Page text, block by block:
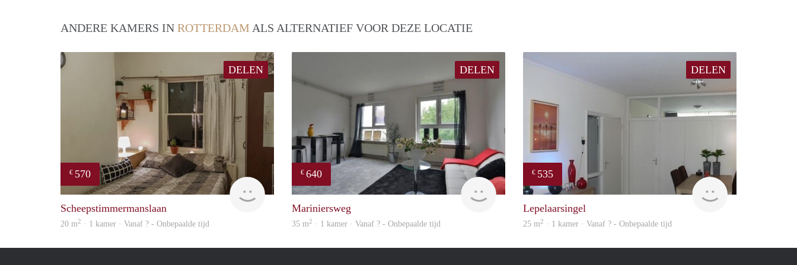
ANDERE KAMERS IN ROTTERDAM ALS ALTERNATIEF VOOR DEZE LOCATIE
DELEN
€ 570
Woning
Scheepstimmermanslaan
20 m2 · 1 kamer · Vanaf ? - Onbepaalde tijd
DELEN
€ 640
Woning
Mariniersweg
35 m2 · 1 kamer · Vanaf ? - Onbepaalde tijd
DELEN
€ 535
finder
Lepelaarsingel
25 m2 · 1 kamer · Vanaf ? - Onbepaalde tijd